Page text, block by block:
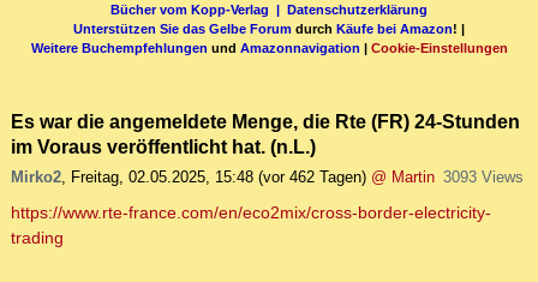
Bücher vom Kopp-Verlag | Datenschutzerklärung
Unterstützen Sie das Gelbe Forum durch Käufe bei Amazon! |
Weitere Buchempfehlungen und Amazonnavigation | Cookie-Einstellungen
Es war die angemeldete Menge, die Rte (FR) 24-Stunden
im Voraus veröffentlicht hat. (n.L.)
Mirko2, Freitag, 02.05.2025, 15:48 (vor 462 Tagen) @ Martin 3093 Views
https://www.rte-france.com/en/eco2mix/cross-border-electricity-
trading